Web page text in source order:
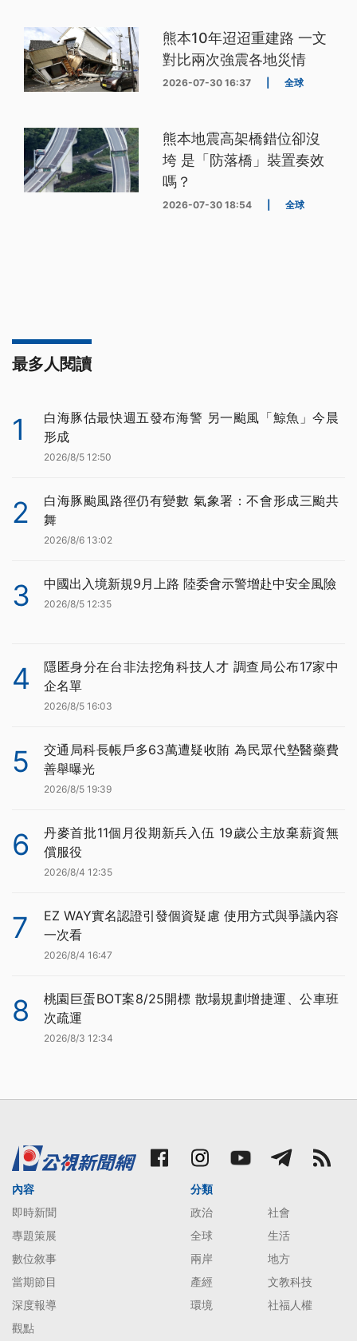
熊本10年迢迢重建路 一文
對比兩次強震各地災情
2026-07-30 16:37 全球
熊本地震高架橋錯位卻沒
垮 是「防落橋」裝置奏效
嗎？
2026-07-30 18:54 全球
最多人閱讀
1
白海豚估最快週五發布海警 另一颱風「鯨魚」今晨
形成
2026/8/5 12:50
2
白海豚颱風路徑仍有變數 氣象署：不會形成三颱共
舞
2026/8/6 13:02
3 中國出入境新規9月上路 陸委會示警增赴中安全風險
2026/8/5 12:35
4
隱匿身分在台非法挖角科技人才 調查局公布17家中
企名單
2026/8/5 16:03
5
交通局科長帳戶多63萬遭疑收賄 為民眾代墊醫藥費
善舉曝光
2026/8/5 19:39
6
丹麥首批11個月役期新兵入伍 19歲公主放棄薪資無
償服役
2026/8/4 12:35
7
EZ WAY實名認證引發個資疑慮 使用方式與爭議內容
一次看
2026/8/4 16:47
8
桃園巨蛋BOT案8/25開標 散場規劃增捷運、公車班
次疏運
2026/8/3 12:34
內容
即時新聞
專題策展
數位敘事
當期節目
深度報導
觀點
分類
政治
社會
全球
生活
兩岸
地方
產經
文教科技
環境
社福人權